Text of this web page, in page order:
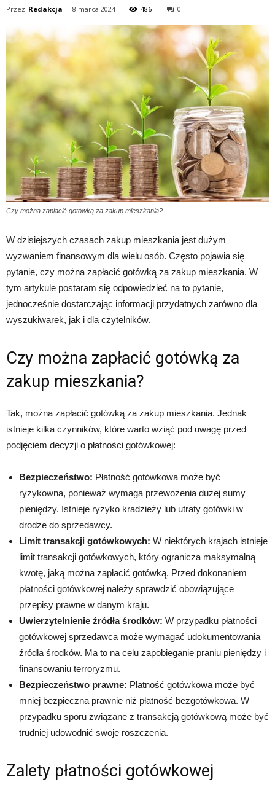
Przez Redakcja - 8 marca 2024 486 0
Czy można zapłacić gotówką za zakup mieszkania?
W dzisiejszych czasach zakup mieszkania jest dużym
wyzwaniem finansowym dla wielu osób. Często pojawia się
pytanie, czy można zapłacić gotówką za zakup mieszkania. W
tym artykule postaram się odpowiedzieć na to pytanie,
jednocześnie dostarczając informacji przydatnych zarówno dla
wyszukiwarek, jak i dla czytelników.
Czy można zapłacić gotówką za
zakup mieszkania?
Tak, można zapłacić gotówką za zakup mieszkania. Jednak
istnieje kilka czynników, które warto wziąć pod uwagę przed
podjęciem decyzji o płatności gotówkowej:
Bezpieczeństwo: Płatność gotówkowa może być
ryzykowna, ponieważ wymaga przewożenia dużej sumy
pieniędzy. Istnieje ryzyko kradzieży lub utraty gotówki w
drodze do sprzedawcy.
Limit transakcji gotówkowych: W niektórych krajach istnieje
limit transakcji gotówkowych, który ogranicza maksymalną
kwotę, jaką można zapłacić gotówką. Przed dokonaniem
płatności gotówkowej należy sprawdzić obowiązujące
przepisy prawne w danym kraju.
Uwierzytelnienie źródła środków: W przypadku płatności
gotówkowej sprzedawca może wymagać udokumentowania
źródła środków. Ma to na celu zapobieganie praniu pieniędzy i
finansowaniu terroryzmu.
Bezpieczeństwo prawne: Płatność gotówkowa może być
mniej bezpieczna prawnie niż płatność bezgotówkowa. W
przypadku sporu związane z transakcją gotówkową może być
trudniej udowodnić swoje roszczenia.
Zalety płatności gotówkowej